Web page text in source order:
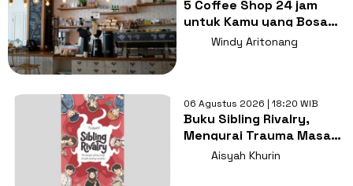
5 Coffee Shop 24 jam
untuk Kamu yang Bosan
Nugas di Kos
Windy Aritonang
06 Agustus 2026 | 18:20 WIB
Buku Sibling Rivalry,
Mengurai Trauma Masa
Kecil dan Persaingan
Aisyah Khurin